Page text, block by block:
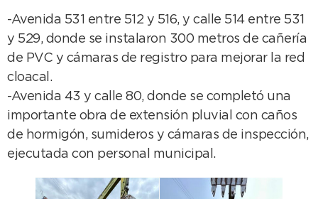
-Avenida 531 entre 512 y 516, y calle 514 entre 531
y 529, donde se instalaron 300 metros de cañería
de PVC y cámaras de registro para mejorar la red
cloacal.
-Avenida 43 y calle 80, donde se completó una
importante obra de extensión pluvial con caños
de hormigón, sumideros y cámaras de inspección,
ejecutada con personal municipal.